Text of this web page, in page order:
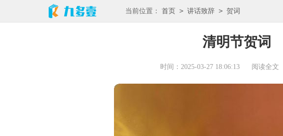
当前位置： 首页 > 讲话致辞 > 贺词
清明节贺词
时间：2025-03-27 18:06:13 阅读全文